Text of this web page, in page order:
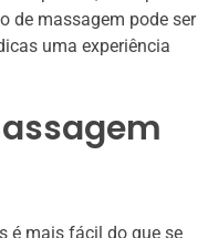
de massagem pode ser
uma experiência
é mais fácil do que se